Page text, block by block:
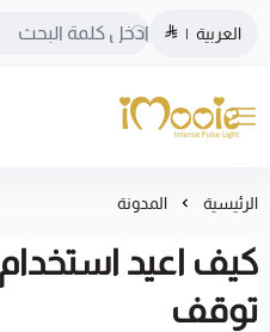
العربية |
الموقع الرسمي ليزر
الرئيسية المدونة
كيف اعيد استخدام
توقف